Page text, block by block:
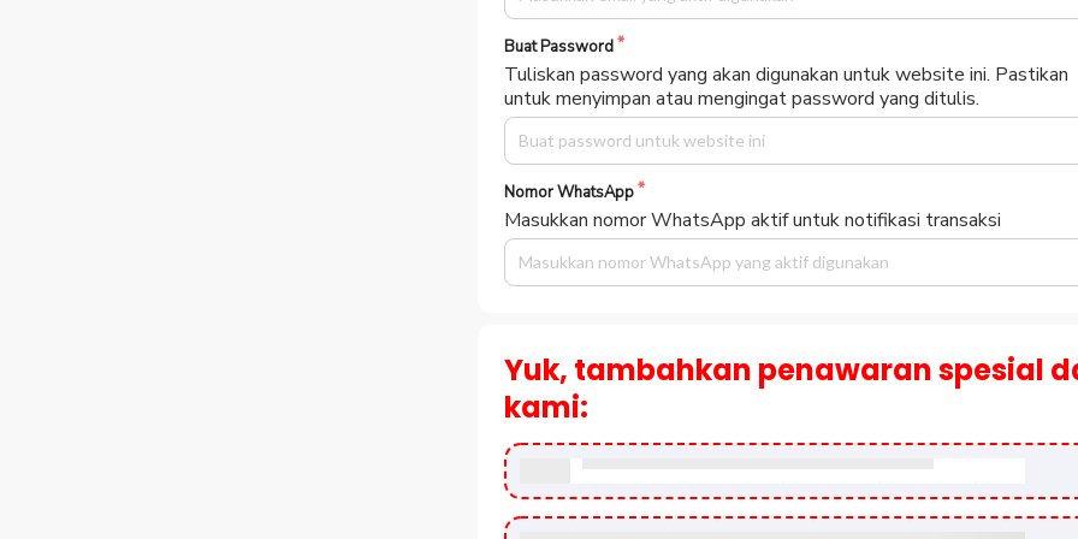
pencarian data.
Alamat Email
Kami mengirimkan informasi akses dan transaksi pembelian ke
email ini.
Buat Password
Tuliskan password yang akan digunakan untuk website ini. Pastikan
Nomor WhatsApp
Masukkan nomor WhatsApp aktif untuk notifikasi transaksi